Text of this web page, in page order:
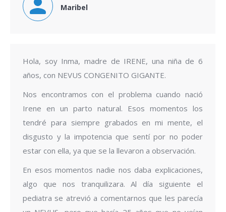
Maribel
Hola, soy Inma, madre de IRENE, una niña de 6
años, con NEVUS CONGENITO GIGANTE.
Nos encontramos con el problema cuando nació
Irene en un parto natural. Esos momentos los
tendré para siempre grabados en mi mente, el
disgusto y la impotencia que sentí por no poder
estar con ella, ya que se la llevaron a observación.
En esos momentos nadie nos daba explicaciones,
algo que nos tranquilizara. Al día siguiente el
pediatra se atrevió a comentarnos que les parecía